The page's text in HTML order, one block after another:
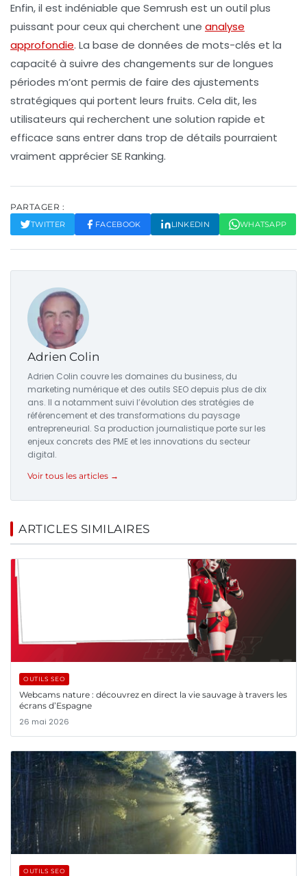
Enfin, il est indéniable que Semrush est un outil plus
puissant pour ceux qui cherchent une analyse
approfondie. La base de données de mots-clés et la
capacité à suivre des changements sur de longues
périodes m’ont permis de faire des ajustements
stratégiques qui portent leurs fruits. Cela dit, les
utilisateurs qui recherchent une solution rapide et
efficace sans entrer dans trop de détails pourraient
vraiment apprécierSE Ranking.
PARTAGER :
TWITTER FACEBOOK LINKEDIN WHATSAPP
Adrien Colin
Adrien Colin couvre les domaines du business, du
marketing numérique et des outils SEO depuis plus de dix
ans. Il a notamment suivi l’évolution des stratégies de
référencement et des transformations du paysage
entrepreneurial. Sa production journalistique porte sur les
enjeux concrets des PME et les innovations du secteur
digital.
Voir tous les articles →
ARTICLES SIMILAIRES
OUTILS SEO
Webcams nature : découvrez en direct la vie sauvage à travers les
écrans d’Espagne
26 mai 2026
OUTILS SEO